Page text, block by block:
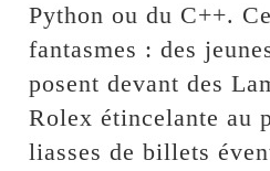
Python ou du C++.
fantasmes : des
posent devant des
Rolex étincelante au
liasses de billets